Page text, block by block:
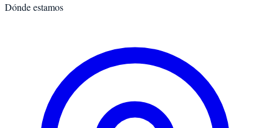
Dónde estamos